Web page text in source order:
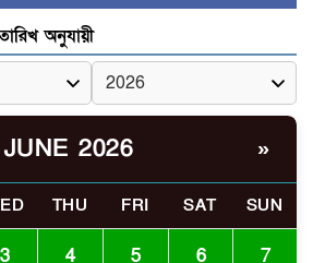
ল্যান্ডমাইন, ৫ টুলবক্স; এলাকায়
চাঞ্চল্য
গাংনী সীমান্তে নারী-পুরুষসহ ৫
বিএসএফের, বিজিবির প্রতিরোধে
ব্যর্থ
ইবির জুলাই-৩৬ হলে
রুমমেটদের গোপন ছবি প্রেমিকের
অনুযায়ী
JUNE 2026 »
THU FRI SAT SUN
3 4 5 6 7